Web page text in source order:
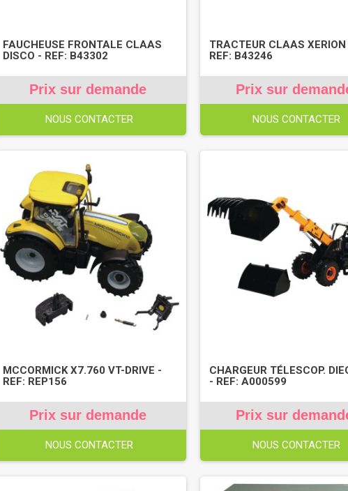
FAUCHEUSE FRONTALE CLAAS
DISCO - REF: B43302
Prix sur demande
NOUS CONTACTER
TRACTEUR CLAAS
REF: B43246
Prix sur
NOUS CONTACTER
MCCORMICK X7.760 VT-DRIVE -
REF: REP156
Prix sur demande
NOUS CONTACTER
CHARGEUR TÉLESCOP.
- REF: A000599
Prix sur
NOUS CONTACTER